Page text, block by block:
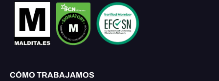
CÓMO TRABAJAMOS